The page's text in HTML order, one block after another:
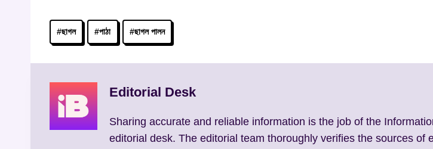
Post
Tags:
#ছাগল #পাঠা #ছাগল পালন
Editorial Desk
Sharing accurate and reliable information is the job of the
editorial desk. The editorial team thoroughly verifies the sources of